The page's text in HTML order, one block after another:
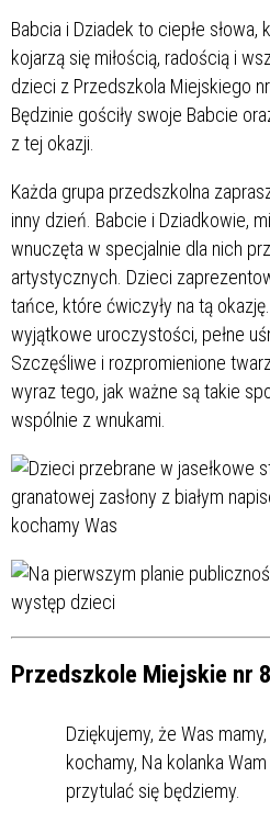
Babcia i Dziadek to ciepłe
kojarzą się miłością, radością i
dzieci z Przedszkola Miejskiego
Będzinie gościły swoje Babcie
z tej okazji.
Każda grupa przedszkolna
inny dzień. Babcie i Dziadkowie,
wnuczęta w specjalnie dla nich
artystycznych. Dzieci
tańce, które ćwiczyły na tą
wyjątkowe uroczystości, pełne
Szczęśliwe i rozpromienione
wyraz tego, jak ważne są takie
wspólnie z wnukami.
Przedszkole Miejskie nr 8
Dziękujemy, że Was
kochamy, Na kolanka
przytulać się będziemy.